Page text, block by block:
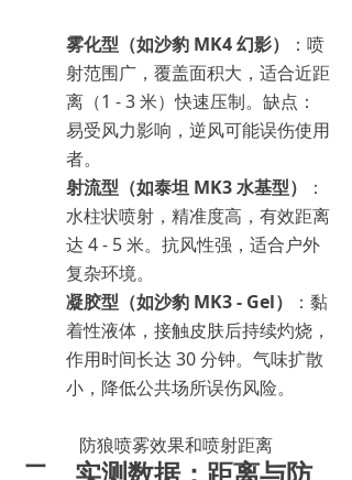
雾化型（如沙豹 MK4 幻影）
：喷
射范围广，覆盖面积大，适合近距
离（1 - 3 米）快速压制。缺点：
易受风力影响，逆风可能误伤使用
者。
射流型（如泰坦 MK3 水基型）
：
水柱状喷射，精准度高，有效距离
达 4 - 5 米。抗风性强，适合户外
复杂环境。
凝胶型（如沙豹 MK3 - Gel）
：黏
着性液体，接触皮肤后持续灼烧，
作用时间长达 30 分钟。气味扩散
小，降低公共场所误伤风险。
防狼喷雾效果和喷射距离